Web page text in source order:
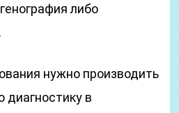
либо
нужно производить
в